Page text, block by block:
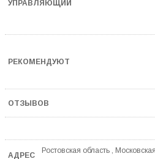
Ростовская область ,